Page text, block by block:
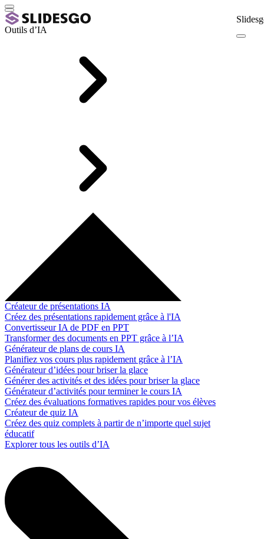
Outils d’IA
Créateur de présentations IA
Créez des présentations rapidement grâce à l'IA
Convertisseur IA de PDF en PPT
Transformer des documents en PPT grâce à l’IA
Générateur de plans de cours IA
Planifiez vos cours plus rapidement grâce à l’IA
Générateur d’idées pour briser la glace
Générer des activités et des idées pour briser la glace
Générateur d’activités pour terminer le cours IA
Créez des évaluations formatives rapides pour vos élèves
Créateur de quiz IA
Créez des quiz complets à partir de n’importe quel sujet
éducatif
Explorer tous les outils d’IA